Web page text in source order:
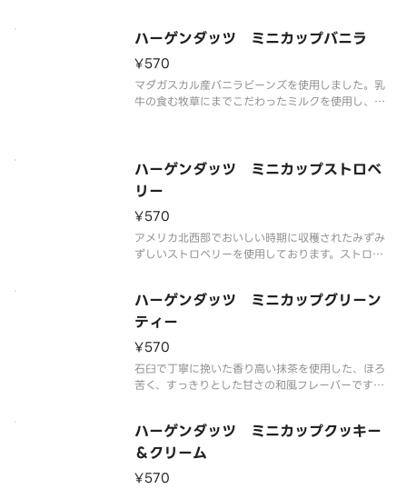
ハーゲンダッツ ミニカップバニラ
¥570
マダガスカル産バニラビーンズを使用しました。乳
牛の食む牧草にまでこだわったミルクを使用し、ハ
※品質に配慮して配送いたしますが、商品性質上溶
解の可
ハーゲンダッツ ミニカップストロベ
リー
¥570
アメリカ北西部でおいしい時期に収穫されたみずみ
ずしいストロベリーを使用しております。ストロベ
※品質に配慮して配送いたしますが、商品性質上溶
解の可能性もございます。ご了承の
ハーゲンダッツ ミニカップグリーン
ティー
¥570
石臼で丁寧に挽いた香り高い抹茶を使用した、ほろ
苦く、すっきりとした甘さの和風フレーバーです。
※品質に配慮して配送いたしますが、商品性質上溶
解の可能性もございます。ご了承の上ご注文くださ
ハーゲンダッツ ミニカップクッキー
＆クリーム
¥570